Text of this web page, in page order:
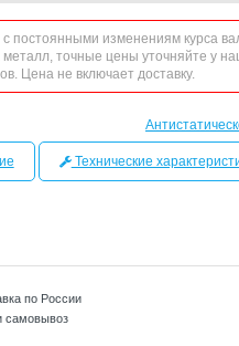
с постоянными изменениям курса
металл, точные цены уточняйте у
Цена не включает доставку.
Технические
по России
самовывоз